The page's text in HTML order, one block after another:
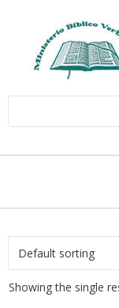
Showing the single